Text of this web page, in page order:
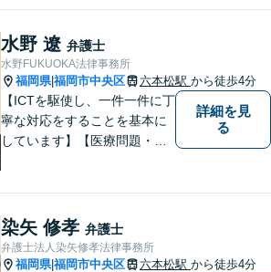
日／夜間も、時間帯等によっ
て対応可です ★法テラス利用
は、一応可能です
水野 遼 弁護士
水野FUKUOKA法律事務所
福岡県|福岡市中央区 六本松駅 から徒歩4分
【ICTを駆使し、一件一件に丁
寧な対応をすることを基本に
しています】【医療問題・交
応】【遠隔地からのご依頼・
ご相談歓迎】あなたのために
全力で事件と向き合います！
詳細を見
る
染矢 修孝 弁護士
弁護士法人染矢修孝法律事務所
福岡県|福岡市中央区 六本松駅 から徒歩4分